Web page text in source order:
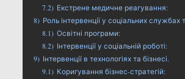
7.2) Екстрене медичне реагування:
8) Роль інтервенції у соціальних службах
8.1) Освітні програми:
8.2) Інтервенції у соціальній роботі:
9) Інтервенції в технологіях та бізнесі.
9.1) Коригування бізнес-стратегій: